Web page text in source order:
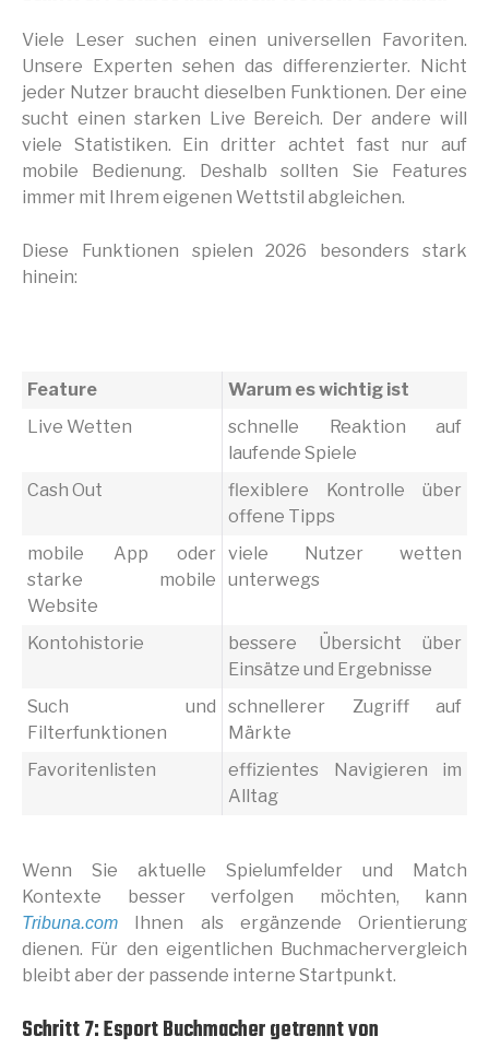
Viele Leser suchen einen universellen Favoriten.
Unsere Experten sehen das differenzierter. Nicht
jeder Nutzer braucht dieselben Funktionen. Der eine
sucht einen starken Live Bereich. Der andere will
viele Statistiken. Ein dritter achtet fast nur auf
mobile Bedienung. Deshalb sollten Sie Features
immer mit Ihrem eigenen Wettstil abgleichen.
Diese Funktionen spielen 2026 besonders stark
hinein:
Feature
Warum es wichtig ist
Live Wetten
schnelle Reaktion auf
laufende Spiele
Cash Out
flexiblere Kontrolle über
offene Tipps
mobile App oder
starke mobile
Website
viele Nutzer wetten
unterwegs
Kontohistorie
bessere Übersicht über
Einsätze und Ergebnisse
Such und
Filterfunktionen
schnellerer Zugriff auf
Märkte
Favoritenlisten
effizientes Navigieren im
Alltag
Wenn Sie aktuelle Spielumfelder und Match
Kontexte besser verfolgen möchten, kann
Tribuna.com Ihnen als ergänzende Orientierung
dienen. Für den eigentlichen Buchmachervergleich
bleibt aber der passende interne Startpunkt.
Schritt 7: Esport Buchmacher getrennt von